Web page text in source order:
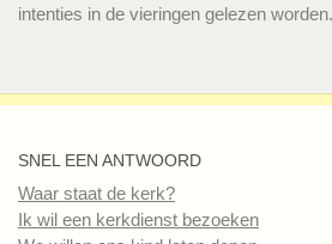
intenties in de vieringen gelezen worden.
SNEL EEN ANTWOORD
Waar staat de kerk?
Ik wil een kerkdienst bezoeken